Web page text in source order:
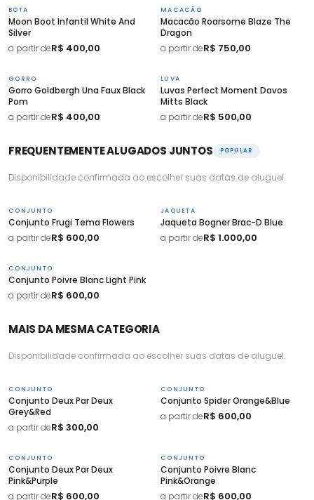
BOTA
Moon Boot Infantil White And
Silver
a partir deR$ 400,00
MACACÃO
Macacão Roarsome Blaze The
Dragon
a partir deR$ 750,00
GORRO
Gorro Goldbergh Una Faux Black
Pom
a partir deR$ 400,00
LUVA
Luvas Perfect Moment Davos
Mitts Black
a partir deR$ 500,00
FREQUENTEMENTE ALUGADOS JUNTOS POPULAR
Disponibilidade confirmada ao escolher suas datas de aluguel.
CONJUNTO
Conjunto Frugi Tema Flowers
a partir deR$ 600,00
JAQUETA
Jaqueta Bogner Brac-D Blue
a partir deR$ 1.000,00
CONJUNTO
Conjunto Poivre Blanc Light Pink
a partir deR$ 600,00
MAIS DA MESMA CATEGORIA
Disponibilidade confirmada ao escolher suas datas de aluguel.
CONJUNTO
Conjunto Deux Par Deux
Grey&Red
a partir deR$ 300,00
CONJUNTO
Conjunto Spider Orange&Blue
a partir deR$ 600,00
CONJUNTO
Conjunto Deux Par Deux
Pink&Purple
a partir deR$ 600,00
CONJUNTO
Conjunto Poivre Blanc
Pink&Orange
a partir deR$ 600,00